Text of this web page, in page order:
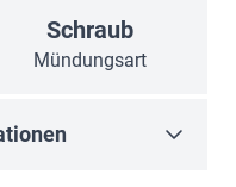
Schraub
Mündungsart